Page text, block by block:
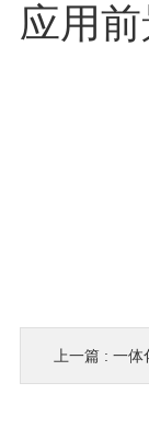
应用
上一篇 : 一体